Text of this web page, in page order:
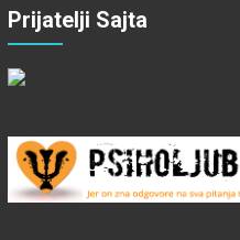
Prijatelji Sajta